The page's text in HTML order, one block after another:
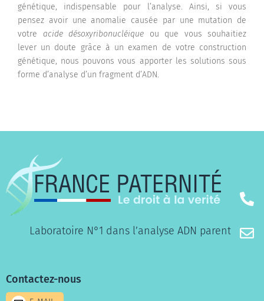
génétique, indispensable pour l’analyse. Ainsi, si vous
pensez avoir une anomalie causée par une mutation de
votre acide désoxyribonucléique ou que vous souhaitiez
lever un doute grâce à un examen de votre construction
génétique, nous pouvons vous apporter les solutions sous
forme d’analyse d’un fragment d’ADN.
Laboratoire N°1 dans l’analyse ADN parenté
Contactez-nous